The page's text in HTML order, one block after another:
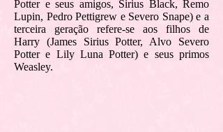
Potter e seus amigos, Sirius Black, Remo
Lupin, Pedro Pettigrew e Severo Snape) e a
terceira geração refere-se aos filhos de
Harry (James Sirius Potter, Alvo Severo
Potter e Lily Luna Potter) e seus primos
Weasley.